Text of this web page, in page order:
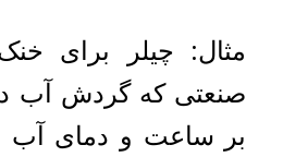
مثال: چیلر برای
بر ساعت و دمای آب